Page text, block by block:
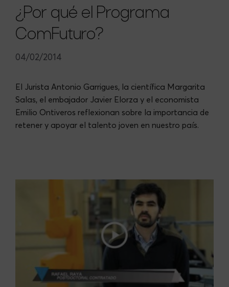
¿Por qué el Programa
ComFuturo?
04/02/2014
El Jurista Antonio Garrigues, la científica Margarita
Salas, el embajador Javier Elorza y el economista
Emilio Ontiveros reflexionan sobre la importancia de
retener y apoyar el talento joven en nuestro país.